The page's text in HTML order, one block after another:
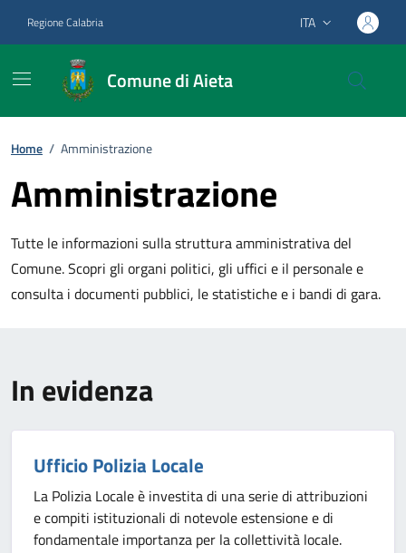
Regione Calabria Lingua attiva:
ITA
Comune di Aieta
Home / Amministrazione
Amministrazione
Tutte le informazioni sulla struttura amministrativa del
Comune. Scopri gli organi politici, gli uffici e il personale e
consulta i documenti pubblici, le statistiche e i bandi di gara.
In evidenza
Ufficio Polizia Locale
La Polizia Locale è investita di una serie di attribuzioni
e compiti istituzionali di notevole estensione e di
fondamentale importanza per la collettività locale.